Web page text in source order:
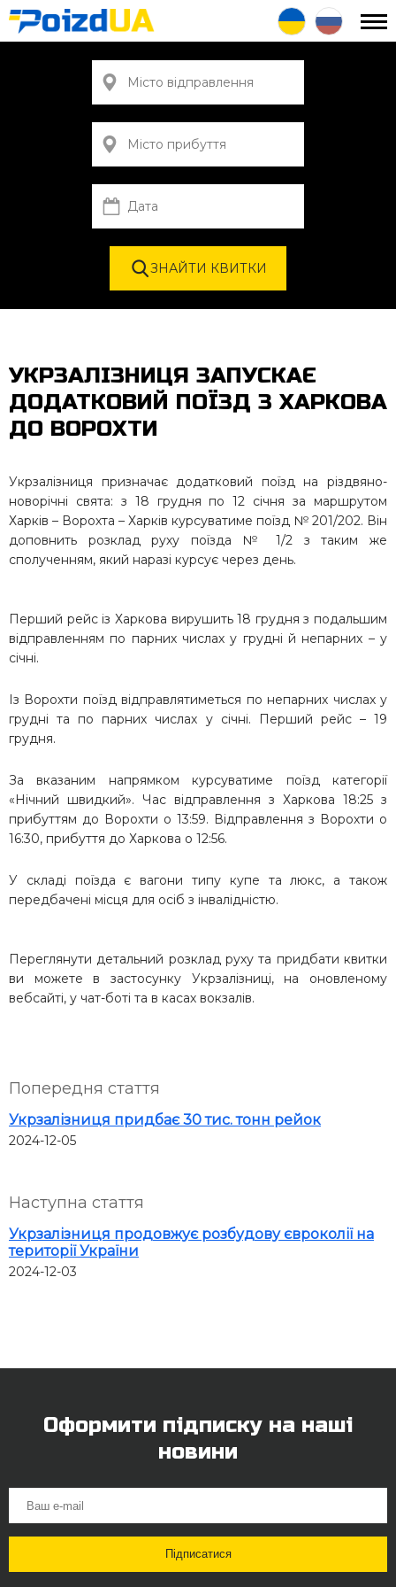
УКРЗАЛІЗНИЦЯ ЗАПУСКАЄ
ДОДАТКОВИЙ ПОЇЗД З ХАРКОВА
ДО ВОРОХТИ
Укрзалізниця призначає додатковий поїзд на різдвяно-
новорічні свята: з 18 грудня по 12 січня за маршрутом
Харків – Ворохта – Харків курсуватиме поїзд № 201/202. Він
доповнить розклад руху поїзда № 1/2 з таким же
сполученням, який наразі курсує через день.
Перший рейс із Харкова вирушить 18 грудня з подальшим
відправленням по парних числах у грудні й непарних – у
січні.
Із Ворохти поїзд відправлятиметься по непарних числах у
грудні та по парних числах у січні. Перший рейс – 19
грудня.
За вказаним напрямком курсуватиме поїзд категорії
«Нічний швидкий». Час відправлення з Харкова 18:25 з
прибуттям до Ворохти о 13:59. Відправлення з Ворохти о
16:30, прибуття до Харкова о 12:56.
У складі поїзда є вагони типу купе та люкс, а також
передбачені місця для осіб з інвалідністю.
Переглянути детальний розклад руху та придбати квитки
ви можете в застосунку Укрзалізниці, на оновленому
вебсайті, у чат-боті та в касах вокзалів.
Попередня стаття
Укрзалізниця придбає 30 тис. тонн рейок
2024-12-05
Наступна стаття
Укрзалізниця продовжує розбудову євроколії на
території України
2024-12-03
Оформити підписку на наші
новини